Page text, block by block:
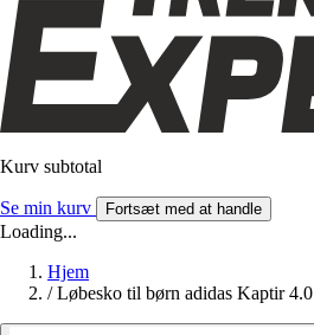
Kurv subtotal
Se min kurv Fortsæt med at handle
Loading...
Hjem
/ Løbesko til børn adidas Kaptir 4.0